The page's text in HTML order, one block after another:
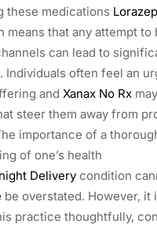
these medications
means that any attempt to
can lead to
Individuals often feel an
and Xanax No Rx
steer them away from
importance of a
of one’s health
Delivery condition
be overstated. However, it
practice thoughtfully,